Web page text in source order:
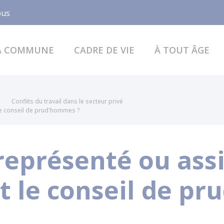
COMMUNE CADRE DE VIE À TOUT ÂGE
Conflits du travail dans le secteur privé
conseil de prud'hommes ?
ou
le conseil de